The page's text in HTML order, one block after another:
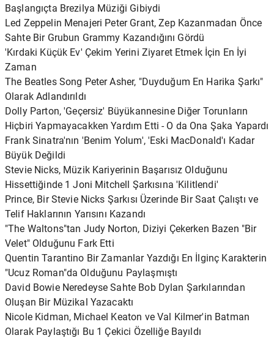
Başlangıçta Brezilya Müziği Gibiydi
Led Zeppelin Menajeri Peter Grant, Zep Kazanmadan Önce
Sahte Bir Grubun Grammy Kazandığını Gördü
'Kırdaki Küçük Ev' Çekim Yerini Ziyaret Etmek İçin En İyi
Zaman
The Beatles Song Peter Asher, "Duyduğum En Harika Şarkı"
Olarak Adlandırıldı
Dolly Parton, 'Geçersiz' Büyükannesine Diğer Torunların
Hiçbiri Yapmayacakken Yardım Etti - O da Ona Şaka Yapardı
Frank Sinatra'nın 'Benim Yolum', 'Eski MacDonald'ı Kadar
Büyük Değildi
Stevie Nicks, Müzik Kariyerinin Başarısız Olduğunu
Hissettiğinde 1 Joni Mitchell Şarkısına 'Kilitlendi'
Prince, Bir Stevie Nicks Şarkısı Üzerinde Bir Saat Çalıştı ve
Telif Haklarının Yarısını Kazandı
"The Waltons"tan Judy Norton, Diziyi Çekerken Bazen "Bir
Velet" Olduğunu Fark Etti
Quentin Tarantino Bir Zamanlar Yazdığı En İlginç Karakterin
"Ucuz Roman"da Olduğunu Paylaşmıştı
David Bowie Neredeyse Sahte Bob Dylan Şarkılarından
Oluşan Bir Müzikal Yazacaktı
Nicole Kidman, Michael Keaton ve Val Kilmer'in Batman
Olarak Paylaştığı Bu 1 Çekici Özelliğe Bayıldı